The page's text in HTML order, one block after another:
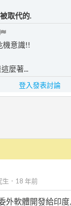
取代的.
機意識!!
麼著...
登入發表討論
生 ． 18 年前
外軟體開發給印